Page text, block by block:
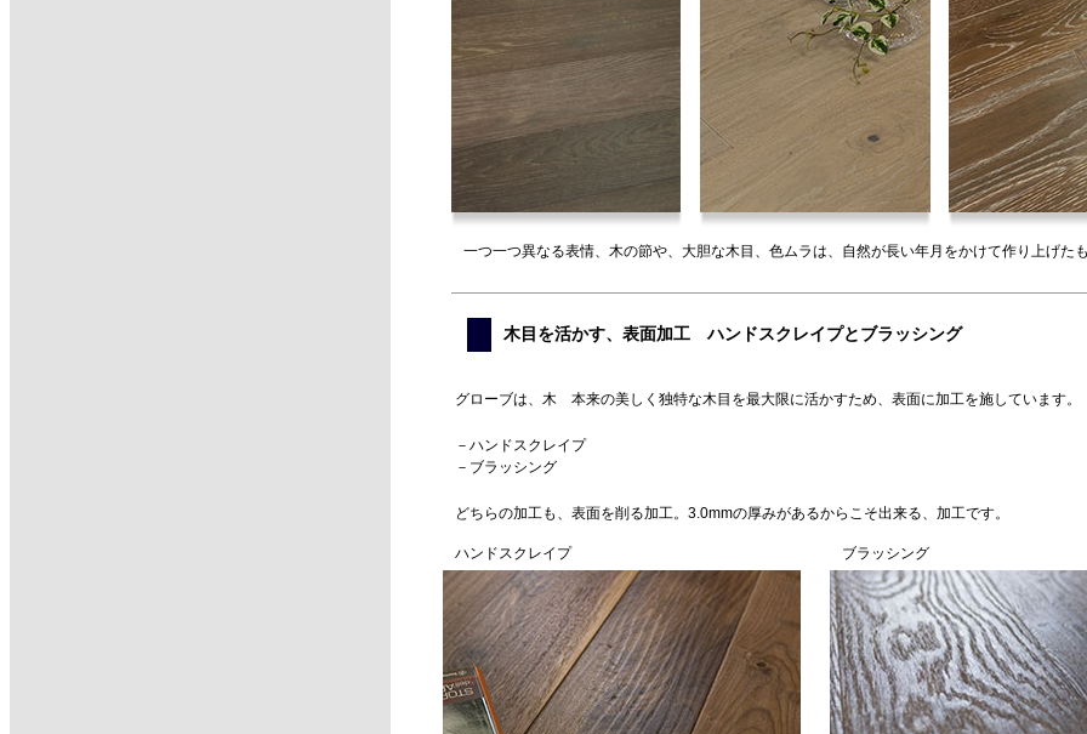
一つ一つ異なる表情、木の節や、大胆な木目、色ムラは、自然が長い年月をかけて作り上げた
木目を活かす、表面加工 ハンドスクレイプとブラッシング
グローブは、木 本来の美しく独特な木目を最大限に活かすため、表面に加工を施しています。
－ハンドスクレイプ
－ブラッシング
どちらの加工も、表面を削る加工。3.0mmの厚みがあるからこそ出来る、加工です。
ハンドスクレイプ ブラッシング